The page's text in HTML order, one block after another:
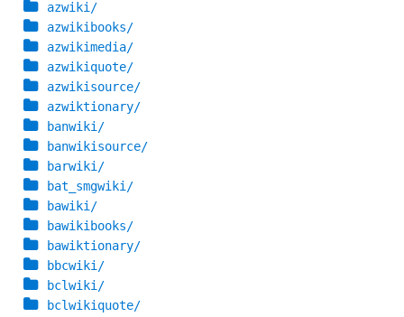
azwiki/
azwikibooks/
azwikimedia/
azwikiquote/
azwikisource/
azwiktionary/
banwiki/
banwikisource/
barwiki/
bat_smgwiki/
bawiki/
bawikibooks/
bawiktionary/
bbcwiki/
bclwiki/
bclwikiquote/